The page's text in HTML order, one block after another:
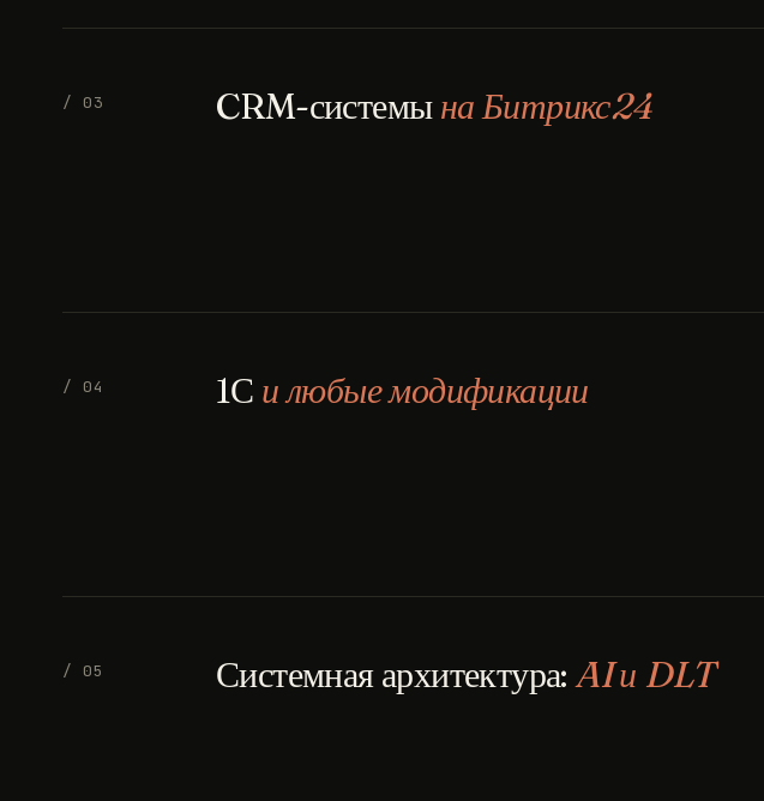
/ 03 CRM-системына Битрикс24
/ 04 1С и любые модификации
/ 05 Системная архитектура:AI и DLT